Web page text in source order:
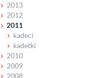
2013
2012
2011
kadeci
kadetki
2010
2009
2008